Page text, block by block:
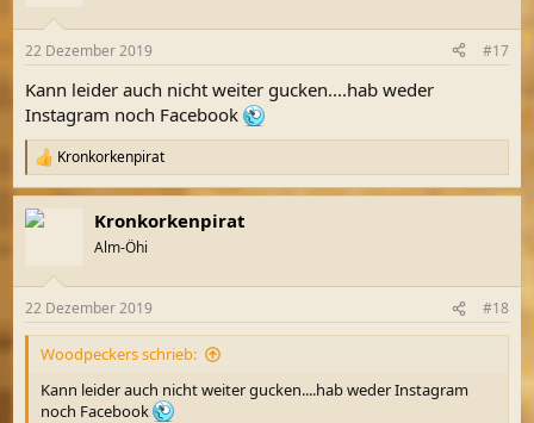
22 Dezember 2019 #17
Kann leider auch nicht weiter gucken....hab weder
Instagram noch Facebook
R
e
a
k
e
n
Kronkorkenpirat
Kronkorkenpirat
Alm-Öhi
22 Dezember 2019 #18
Woodpeckers schrieb:
Kann leider auch nicht weiter gucken....hab weder Instagram
noch Facebook